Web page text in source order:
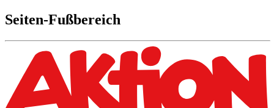
Seiten-Fußbereich